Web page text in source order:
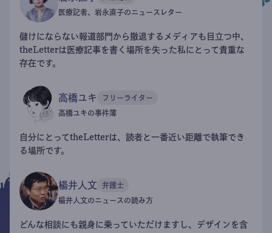
医療記者、岩永直子のニュースレター
儲けにならない報道部門から撤退するメディアも目立つ中、
theLetterは医療記事を書く場所を失った私にとって貴重な
存在です。
高橋ユキ フリーライター
高橋ユキの事件簿
自分にとってtheLetterは、読者と一番近い距離で執筆でき
る場所です。
楊井人文 弁護士
楊井人文のニュースの読み方
どんな相談にも親身に乗っていただけますし、デザインを含